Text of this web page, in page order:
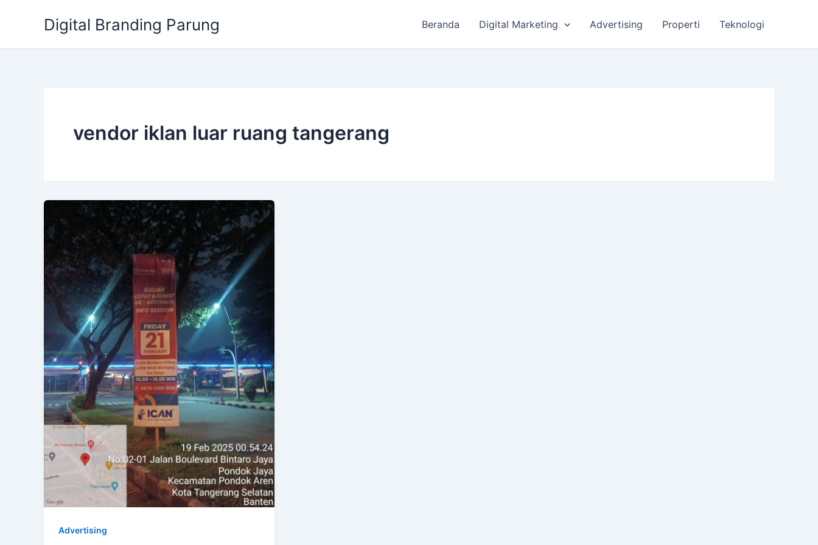
Digital Branding Parung Beranda Digital Marketing Advertising Properti Teknologi
vendor iklan luar ruang tangerang
Advertising